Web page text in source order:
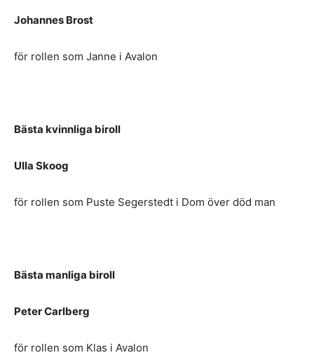
Johannes Brost
för rollen som Janne i Avalon
Bästa kvinnliga biroll
Ulla Skoog
för rollen som Puste Segerstedt i Dom över död man
Bästa manliga biroll
Peter Carlberg
för rollen som Klas i Avalon